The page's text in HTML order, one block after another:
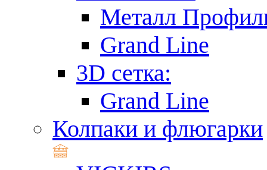
Металл
Grand Line
3D сетка:
Grand Line
Колпаки и флюгарки